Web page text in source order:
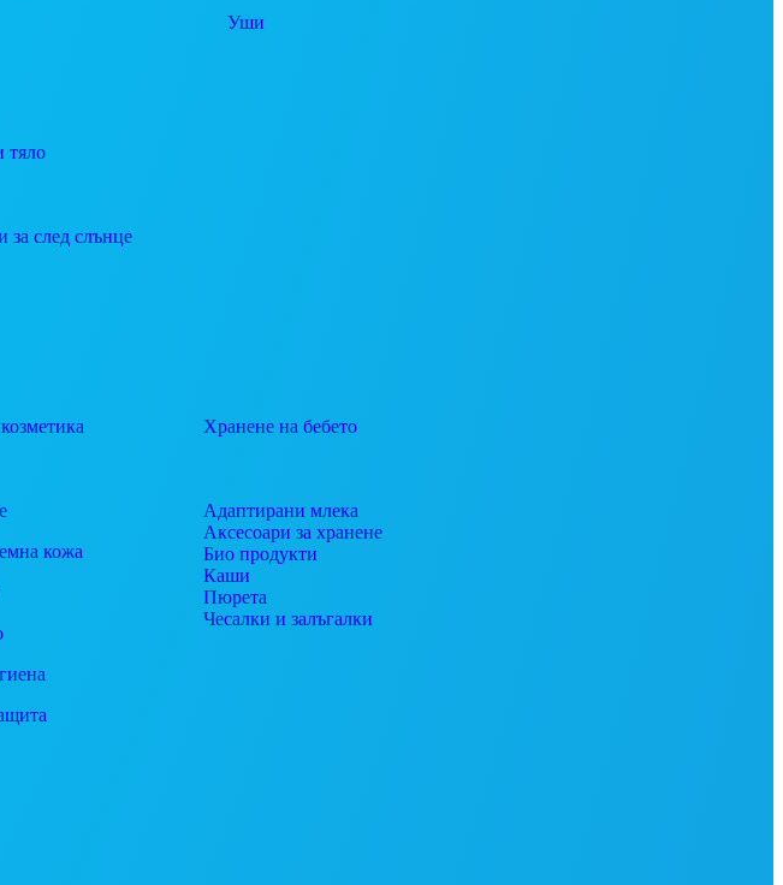
тяло
за след слънце
Уши
кожа
Хранене на бебето
Адаптирани млека
Аксесоари за хранене
Био продукти
Каши
Пюрета
Чесалки и залъгалки